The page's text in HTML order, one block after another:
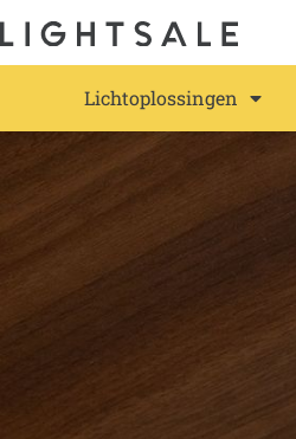
Lichtoplossingen